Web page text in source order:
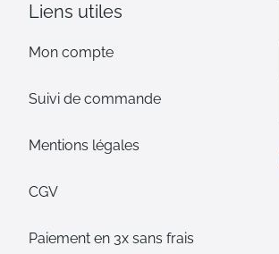
Liens utiles
Mon compte
Suivi de commande
Mentions légales
CGV
Paiement en 3x sans frais